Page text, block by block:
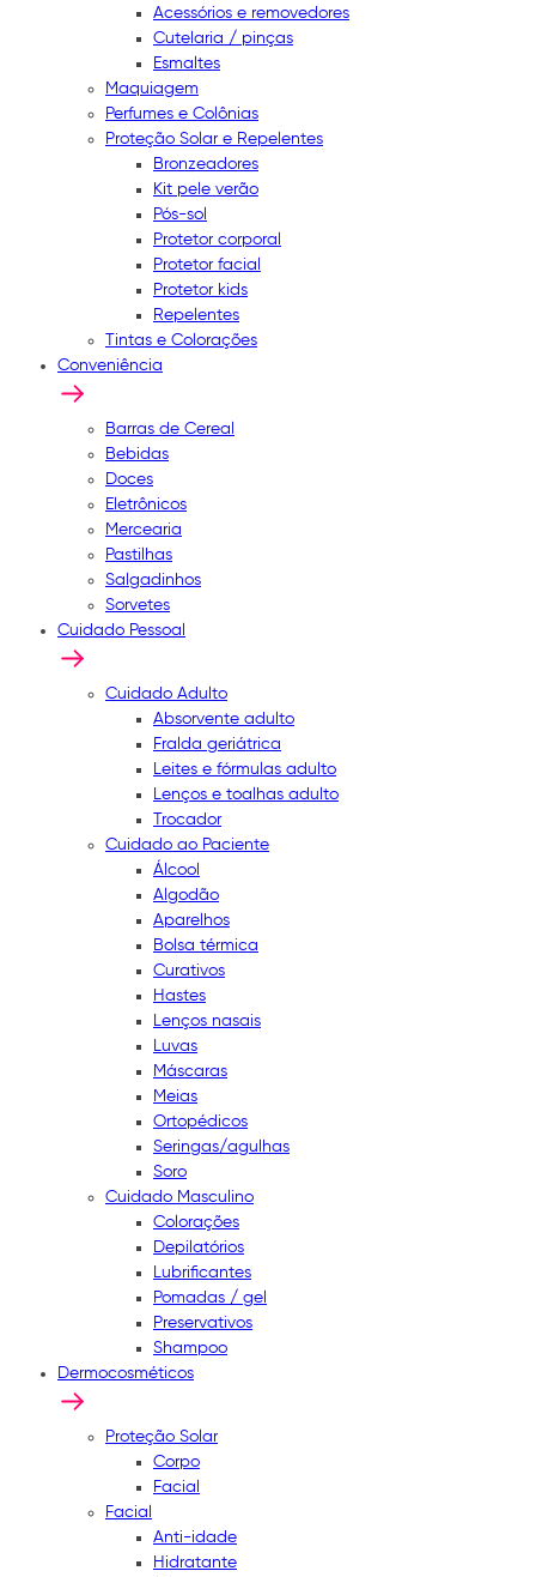
Acessórios e removedores
Cutelaria / pinças
Esmaltes
Maquiagem
Perfumes e Colônias
Proteção Solar e Repelentes
Bronzeadores
Kit pele verão
Pós-sol
Protetor corporal
Protetor facial
Protetor kids
Repelentes
Tintas e Colorações
Conveniência
Barras de Cereal
Bebidas
Doces
Eletrônicos
Mercearia
Pastilhas
Salgadinhos
Sorvetes
Cuidado Pessoal
Cuidado Adulto
Absorvente adulto
Fralda geriátrica
Leites e fórmulas adulto
Lenços e toalhas adulto
Trocador
Cuidado ao Paciente
Álcool
Algodão
Aparelhos
Bolsa térmica
Curativos
Hastes
Lenços nasais
Luvas
Máscaras
Meias
Ortopédicos
Seringas/agulhas
Soro
Cuidado Masculino
Colorações
Depilatórios
Lubrificantes
Pomadas / gel
Preservativos
Shampoo
Dermocosméticos
Proteção Solar
Corpo
Facial
Facial
Anti-idade
Hidratante